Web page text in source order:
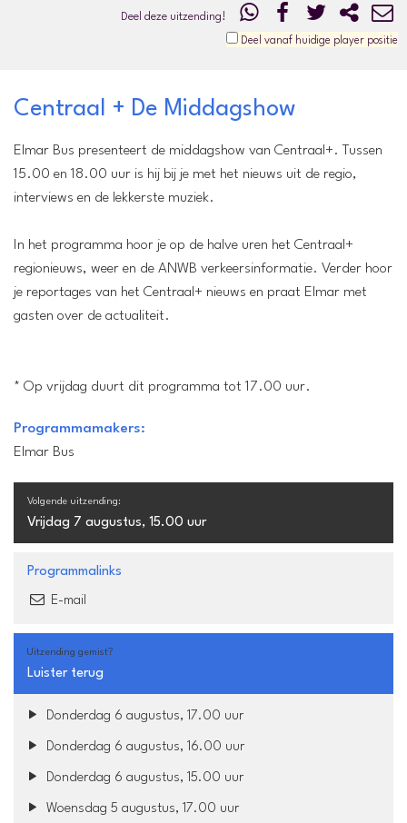
Deel deze uitzending!
Deel vanaf huidige player positie
Centraal + De Middagshow
Elmar Bus presenteert de middagshow van Centraal+. Tussen
15.00 en 18.00 uur is hij bij je met het nieuws uit de regio,
interviews en de lekkerste muziek.
In het programma hoor je op de halve uren het Centraal+
regionieuws, weer en de ANWB verkeersinformatie. Verder hoor
je reportages van het Centraal+ nieuws en praat Elmar met
gasten over de actualiteit.
* Op vrijdag duurt dit programma tot 17.00 uur.
Programmamakers:
Elmar Bus
Volgende uitzending:
Vrijdag 7 augustus, 15.00 uur
Programmalinks
E-mail
Uitzending gemist?
Luister terug
Donderdag 6 augustus, 17.00 uur
Donderdag 6 augustus, 16.00 uur
Donderdag 6 augustus, 15.00 uur
Woensdag 5 augustus, 17.00 uur